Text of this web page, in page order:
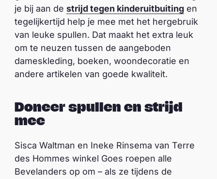
je bij aan de strijd tegen kinderuitbuiting en
tegelijkertijd help je mee met het hergebruik
van leuke spullen. Dat maakt het extra leuk
om te neuzen tussen de aangeboden
dameskleding, boeken, woondecoratie en
andere artikelen van goede kwaliteit.
Doneer spullen en strijd
mee
Sisca Waltman en Ineke Rinsema van Terre
des Hommes winkel Goes roepen alle
Bevelanders op om – als ze tijdens de